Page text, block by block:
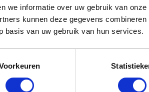
we informatie over uw gebruik van
kunnen deze gegevens
basis van uw gebruik van hun services.